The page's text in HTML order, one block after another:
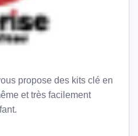
propose des kits clé en
et très facilement